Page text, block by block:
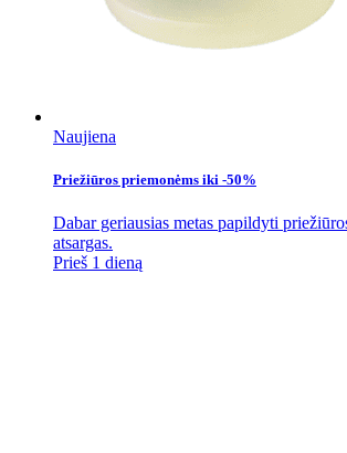
Naujiena
Priežiūros priemonėms iki -50%
Dabar geriausias metas papildyti
atsargas.
Prieš 1 dieną